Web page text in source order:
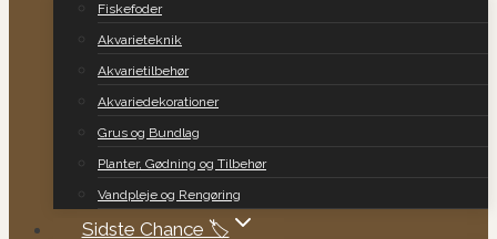
Fiskefoder
Akvarieteknik
Akvarietilbehør
Akvariedekorationer
Grus og Bundlag
Planter, Gødning og Tilbehør
Vandpleje og Rengøring
Sidste Chance 🏷️